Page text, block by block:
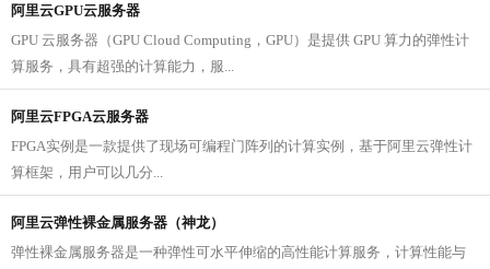
阿里云GPU云服务器
GPU 云服务器（GPU Cloud Computing，GPU）是提供 GPU 算力的弹性计
算服务，具有超强的计算能力，服...
阿里云FPGA云服务器
FPGA实例是一款提供了现场可编程门阵列的计算实例，基于阿里云弹性计
算框架，用户可以几分...
阿里云弹性裸金属服务器（神龙）
弹性裸金属服务器是一种弹性可水平伸缩的高性能计算服务，计算性能与